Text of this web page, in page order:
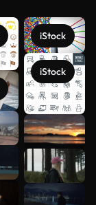
iStock
iStock
Scopri di
più